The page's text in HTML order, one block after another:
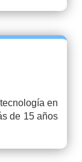
en
de 15 años